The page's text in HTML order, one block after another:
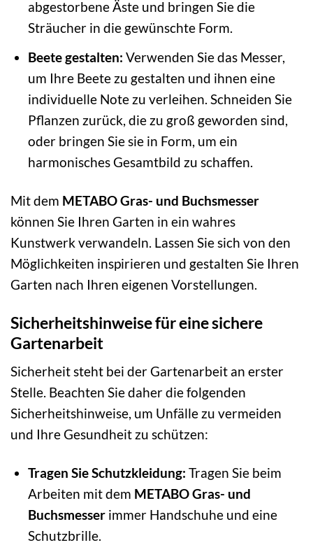
abgestorbene Äste und bringen Sie die
Sträucher in die gewünschte Form.
Beete gestalten: Verwenden Sie das Messer,
um Ihre Beete zu gestalten und ihnen eine
individuelle Note zu verleihen. Schneiden Sie
Pflanzen zurück, die zu groß geworden sind,
oder bringen Sie sie in Form, um ein
harmonisches Gesamtbild zu schaffen.
Mit dem METABO Gras- und Buchsmesser
können Sie Ihren Garten in ein wahres
Kunstwerk verwandeln. Lassen Sie sich von den
Möglichkeiten inspirieren und gestalten Sie Ihren
Garten nach Ihren eigenen Vorstellungen.
Sicherheitshinweise für eine sichere
Gartenarbeit
Sicherheit steht bei der Gartenarbeit an erster
Stelle. Beachten Sie daher die folgenden
Sicherheitshinweise, um Unfälle zu vermeiden
und Ihre Gesundheit zu schützen:
Tragen Sie Schutzkleidung: Tragen Sie beim
Arbeiten mit dem METABO Gras- und
Buchsmesserimmer Handschuhe und eine
Schutzbrille.